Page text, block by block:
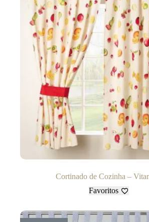
Cortinado de Cozinha –
Favoritos